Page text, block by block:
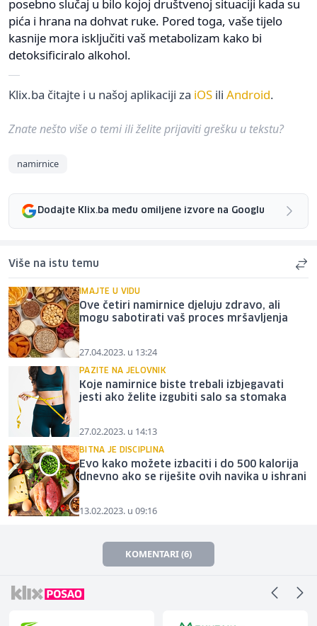
posebno slučaj u bilo kojoj društvenoj situaciji kada su
pića i hrana na dohvat ruke. Pored toga, vaše tijelo
kasnije mora isključiti vaš metabolizam kako bi
detoksificiralo alkohol.
Klix.ba čitajte i u našoj aplikaciji za iOS ili Android.
Znate nešto više o temi ili želite prijaviti grešku u tekstu?
namirnice
Dodajte Klix.ba među omiljene izvore na Googlu
Više na istu temu
IMAJTE U VIDU
Ove četiri namirnice djeluju zdravo, ali
mogu sabotirati vaš proces mršavljenja
27.04.2023. u 13:24
PAZITE NA JELOVNIK
Koje namirnice biste trebali izbjegavati
jesti ako želite izgubiti salo sa stomaka
27.02.2023. u 14:13
BITNA JE DISCIPLINA
Evo kako možete izbaciti i do 500 kalorija
dnevno ako se riješite ovih navika u ishrani
13.02.2023. u 09:16
KOMENTARI (6)